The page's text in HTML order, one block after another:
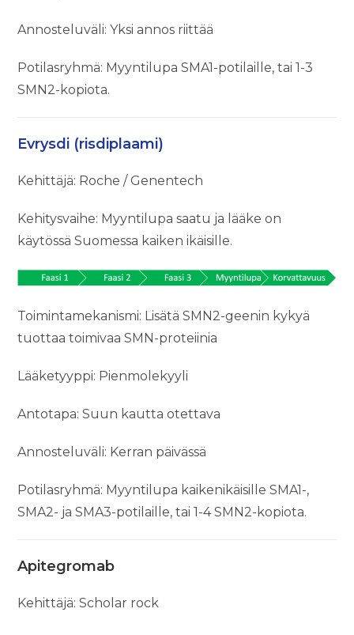
Annosteluväli: Yksi annos riittää
Potilasryhmä: Myyntilupa SMA1-potilaille, tai 1-3
SMN2-kopiota.
Evrysdi (risdiplaami)
Kehittäjä: Roche / Genentech
Kehitysvaihe: Myyntilupa saatu ja lääke on
käytössä Suomessa kaiken ikäisille.
Toimintamekanismi: Lisätä SMN2-geenin kykyä
tuottaa toimivaa SMN-proteiinia
Lääketyyppi: Pienmolekyyli
Antotapa: Suun kautta otettava
Annosteluväli: Kerran päivässä
Potilasryhmä: Myyntilupa kaikenikäisille SMA1-,
SMA2- ja SMA3-potilaille, tai 1-4 SMN2-kopiota.
Apitegromab
Kehittäjä: Scholar rock